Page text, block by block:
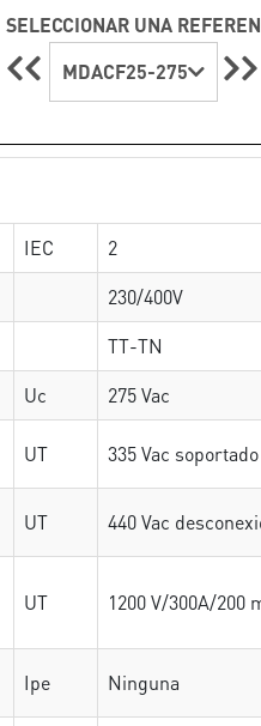
SELECCIONAR UNA
MDACF25-275
IEC
2
230/400V
TT-TN
Uc
275 Vac
UT 335 Vac soportado
UT 440 Vac
UT 1200 V/300A/200
Ipe Ninguna